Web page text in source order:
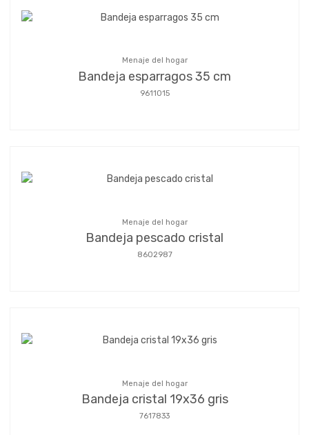
Menaje del hogar
Bandeja esparragos 35 cm
9611015
Menaje del hogar
Bandeja pescado cristal
8602987
Menaje del hogar
Bandeja cristal 19x36 gris
7617833